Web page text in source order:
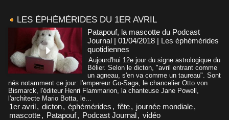
LES ÉPHÉMÉRIDES DU 1ER AVRIL
Patapouf, la mascotte du Podcast
Journal | 01/04/2018 | Les éphémérides
quotidiennes
Aujourd'hui 12e jour du signe astrologique du
Bélier. Selon le dicton, "avril entrant comme
un agneau, s'en va comme un taureau". Sont
nés notamment ce jour: l'empereur Go-Saga, le chancelier Otto von
Bismarck, l'éditeur Henri Flammarion, la chanteuse Jane Powell,
l'architecte Mario Botta, le...
1er avril, dicton, éphémérides , fête, journée mondiale,
mascotte, Patapouf, Podcast Journal, vidéo